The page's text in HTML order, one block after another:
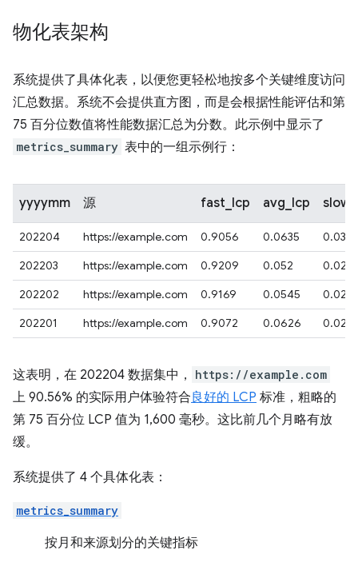
物化表架构
系统提供了具体化表，以便您更轻松地按多个关键维度访问
汇总数据。系统不会提供直方图，而是会根据性能评估和第
75 百分位数值将性能数据汇总为分数。此示例中显示了
metrics_summary 表中的一组示例行：
yyyymm 源 fast_lcp avg_lcp
202204 https://example.com 0.9056 0.0635
0.0301
202203
https://example.com 0.9209 0.052
202202
https://example.com 0.9169 0.0545
202201
https://example.com 0.9072 0.0626
这表明，在 202204 数据集中， https://example.com
上 90.56% 的实际用户体验符合良好的 LCP 标准，粗略的
第 75 百分位 LCP 值为 1,600 毫秒。这比前几个月略有放
缓。
系统提供了 4 个具体化表：
metrics_summary
按月和来源划分的关键指标